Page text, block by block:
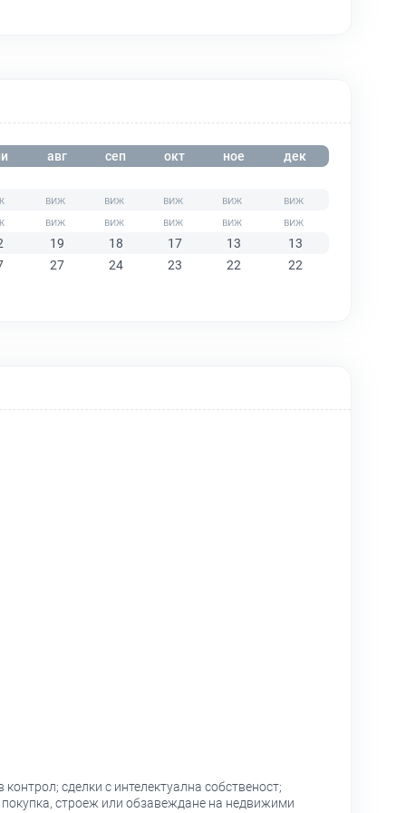
авг сеп окт ное дек
19 18 17 13
13
27 24 23 22 22
сделки с интелектуална собственост;
строеж или обзавеждане на недвижими